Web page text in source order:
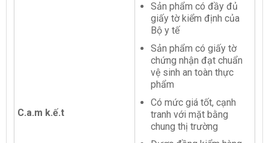
C.a.m k.ế.t
Sản phẩm có đầy đủ
giấy tờ kiểm định của
Bộ y tế
Sản phẩm có giấy tờ
chứng nhận đạt chuẩn
vệ sinh an toàn thực
phẩm
Có mức giá tốt, cạnh
tranh với mặt bằng
chung thị trường